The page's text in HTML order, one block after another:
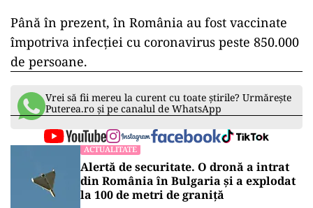
Până în prezent, în România au fost vaccinate
împotriva infecției cu coronavirus peste 850.000
de persoane.
Vrei să fii mereu la curent cu toate știrile? Urmărește
Puterea.ro și pe canalul de WhatsApp
ACTUALITATE
Alertă de securitate. O dronă a intrat
din România în Bulgaria şi a explodat
la 100 de metri de graniţă